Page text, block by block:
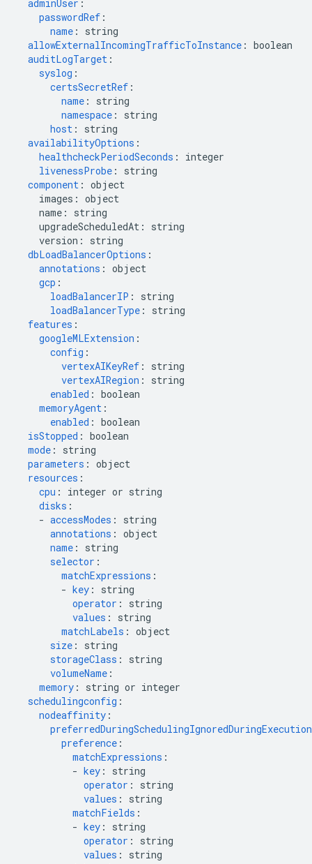
adminUser :
passwordRef :
name :
string
allowExternalIncomingTrafficToInstance : boolean
auditLogTarget :
syslog :
certsSecretRef :
name :
string
namespace :
string
host :
string
availabilityOptions :
healthcheckPeriodSeconds :
integer
livenessProbe :
string
component : object
images : object
name :
string
upgradeScheduledAt :
string
version :
string
dbLoadBalancerOptions :
annotations : object
gcp :
loadBalancerIP :
string
loadBalancerType :
string
features :
googleMLExtension :
config :
vertexAIKeyRef :
string
vertexAIRegion :
string
enabled : boolean
memoryAgent :
enabled : boolean
isStopped : boolean
mode :
string
parameters : object
resources :
cpu :
integer or string
disks :
- accessModes :
string
annotations : object
name :
string
selector :
matchExpressions :
- key :
string
operator :
string
values :
string
matchLabels : object
size :
string
storageClass :
string
volumeName :
memory :
string or integer
schedulingconfig :
nodeaffinity :
preferredDuringSchedulingIgnoredDuringExecution
preference :
matchExpressions :
- key :
string
operator :
string
values :
string
matchFields :
- key :
string
operator :
string
values :
string